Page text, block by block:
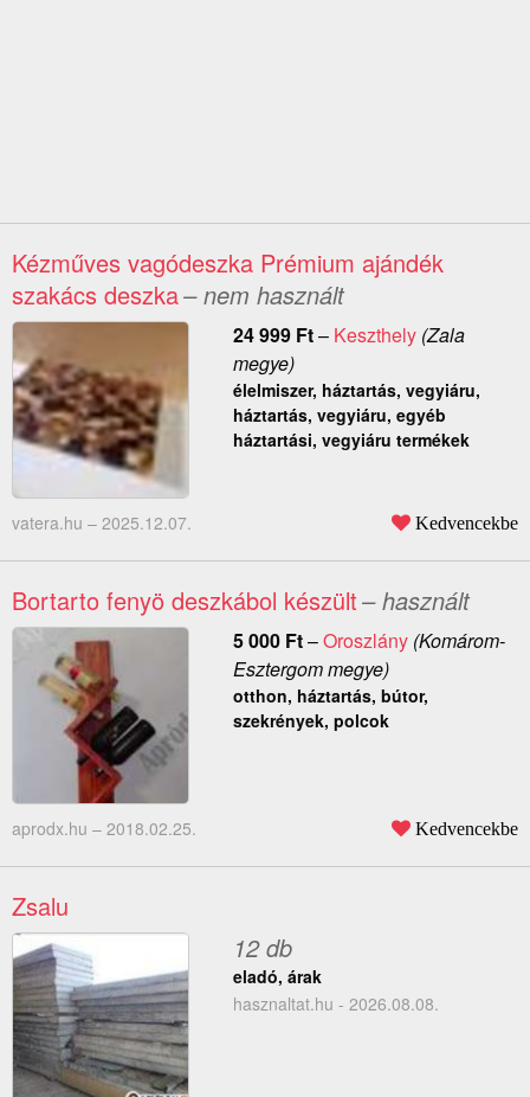
Kézműves vagódeszka Prémium ajándék
szakács deszka– nem használt
24 999 Ft– Keszthely(Zala
megye)
élelmiszer, háztartás, vegyiáru,
háztartás, vegyiáru, egyéb
háztartási, vegyiáru termékek
vatera.hu – 2025.12.07. Kedvencekbe
Bortarto fenyö deszkábol készült– használt
5 000 Ft–Oroszlány(Komárom-
Esztergom megye)
otthon, háztartás, bútor,
szekrények, polcok
aprodx.hu – 2018.02.25. Kedvencekbe
Zsalu
12 db
eladó, árak
hasznaltat.hu - 2026.08.08.